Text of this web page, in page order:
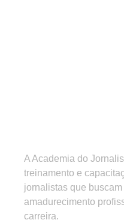
A Academia do
treinamento e
jornalistas que
amadurecimento
carreira.